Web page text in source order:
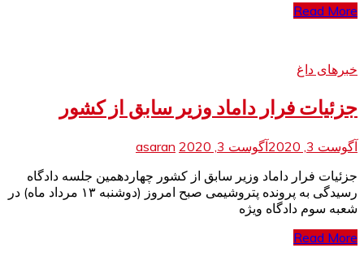
Read More
خبرهای داغ
جزئیات فرار داماد وزیر سابق از کشور
آگوست 3, 2020 آگوست 3, 2020
asaran
جزئیات فرار داماد وزیر سابق از کشور چهاردهمین جلسه دادگاه
رسیدگی به پرونده پتروشیمی صبح امروز (دوشنبه ۱۳ مرداد ماه) در
شعبه سوم دادگاه ویژه
Read More